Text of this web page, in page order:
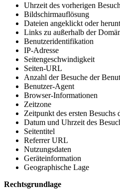
Uhrzeit des vorherigen
Bildschirmauflösung
Dateien angeklickt oder
Links zu außerhalb der
Benutzeridentifikation
IP-Adresse
Seitengeschwindigkeit
Seiten-URL
Anzahl der Besuche der
Benutzer-Agent
Browser-Informationen
Zeitzone
Zeitpunkt des ersten Besuchs
Datum und Uhrzeit des
Seitentitel
Referrer URL
Nutzungsdaten
Geräteinformation
Geographische Lage
Rechtsgrundlage